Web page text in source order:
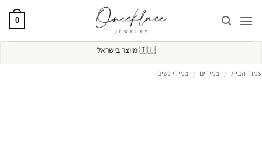
0
🇮🇱מיוצר בישראל
עמוד הבית / צמידים / צמידי נשים